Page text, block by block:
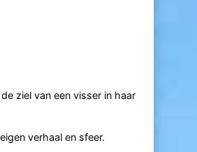
ziel van een visser in haar
verhaal en sfeer.